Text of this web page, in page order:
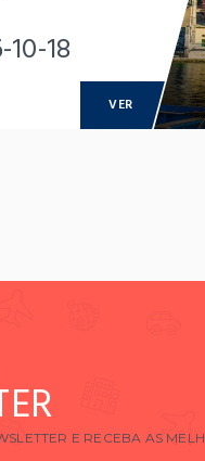
18
VER
E RECEBA AS